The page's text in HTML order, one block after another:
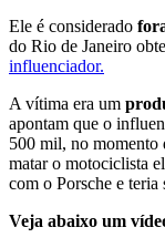
Ele é considerado
do Rio de Janeiro
influenciador.
A vítima era um
apontam que o
500 mil, no momento
matar o motociclista
com o Porsche e
Veja abaixo um